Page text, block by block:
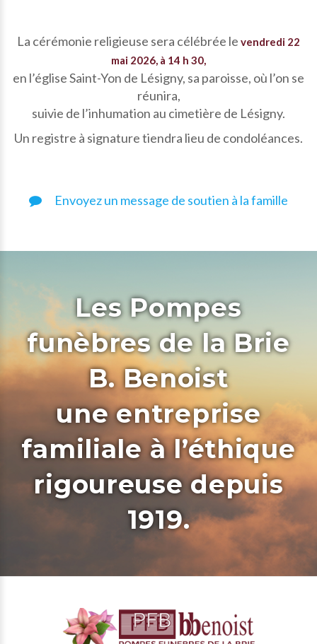
La cérémonie religieuse sera célébrée le vendredi 22
mai 2026, à 14 h 30,
en l’église Saint-Yon de Lésigny, sa paroisse, où l’on se
réunira,
suivie de l’inhumation au cimetière de Lésigny.
Un registre à signature tiendra lieu de condoléances.
Envoyez un message de soutien à la famille
Les Pompes
funèbres de la Brie
B. Benoist
une entreprise
familiale à l’éthique
rigoureuse depuis
1919.